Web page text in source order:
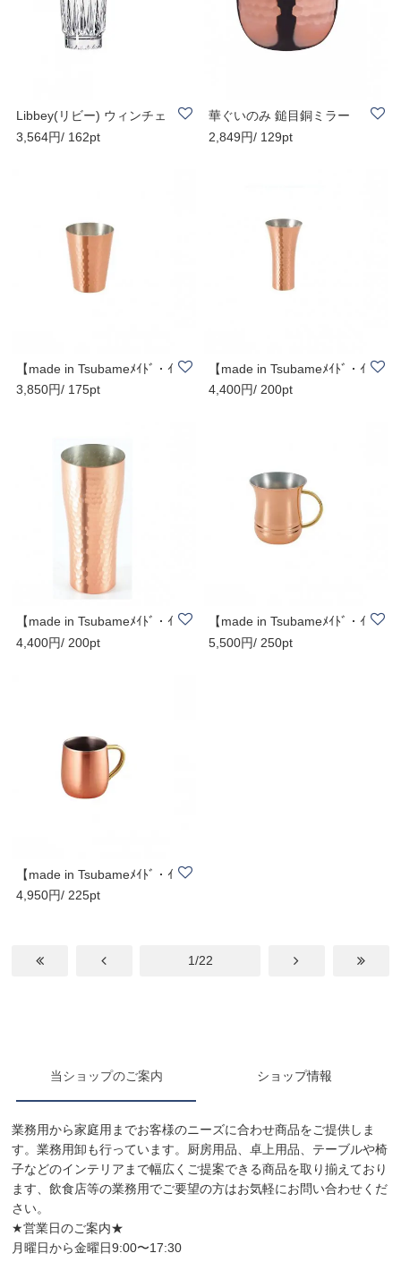
Libbey(リビー) ウィンチェ
スターシリー..
3,564円/ 162pt
華ぐいのみ 鎚目銅ミラー
№2761
2,849円/ 129pt
【made in Tsubameﾒｲﾄﾞ・ｲ
ﾝ・ﾂﾊﾞﾒ認定商..
3,850円/ 175pt
【made in Tsubameﾒｲﾄﾞ・ｲ
ﾝ・ﾂﾊﾞﾒ認定商..
4,400円/ 200pt
【made in Tsubameﾒｲﾄﾞ・ｲ
ﾝ・ﾂﾊﾞﾒ認定商..
4,400円/ 200pt
【made in Tsubameﾒｲﾄﾞ・ｲ
ﾝ・ﾂﾊﾞﾒ認定商..
5,500円/ 250pt
【made in Tsubameﾒｲﾄﾞ・ｲ
ﾝ・ﾂﾊﾞﾒ認定商..
4,950円/ 225pt
1/22
当ショップのご案内 ショップ情報
業務用から家庭用までお客様のニーズに合わせ商品をご提供しま
す。業務用卸も行っています。厨房用品、卓上用品、テーブルや椅
子などのインテリアまで幅広くご提案できる商品を取り揃えており
ます、飲食店等の業務用でご要望の方はお気軽にお問い合わせくだ
さい。
★営業日のご案内★
月曜日から金曜日9:00〜17:30